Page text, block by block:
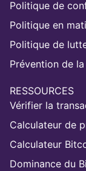
Politique de
Politique en
Politique de
Prévention de
RESSOURCES
Vérifier la
Calculateur de
Calculateur
Dominance du